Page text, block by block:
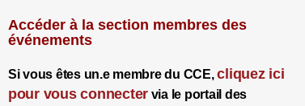
Accéder à la section membres des
événements
Si vous êtes un.e membre du CCE,cliquez ici
pour vous connecter via le portail des